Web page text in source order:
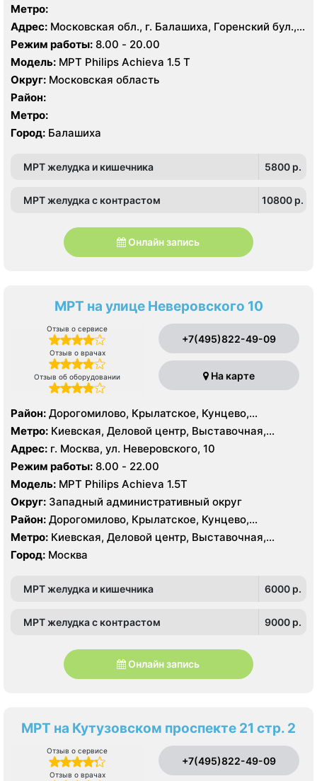
Метро:
Адрес: Московская обл., г. Балашиха, Горенский бул.,
3А
Режим работы: 8.00 - 20.00
Модель: МРТ Philips Achieva 1.5 T
Округ: Московская область
Район:
Метро:
Город: Балашиха
МРТ желудка и кишечника 5800 p.
МРТ желудка с контрастом 10800 p.
Онлайн запись
МРТ на улице Неверовского 10
Отзыв о сервисе
Отзыв о врачах
Отзыв об оборудовании
+7(495)822-49-09
На карте
Район: Дорогомилово, Крылатское, Кунцево,
Можайский, Раменки, Филёвский Парк
Метро: Киевская, Деловой центр, Выставочная,
Багратионовская, Кунцевская, Минская, Парк Победы,
Пионерская, Славянский бульвар, Студенческая,
Филевский парк, Фили, Шелепиха
Адрес: г. Москва, ул. Неверовского, 10
Режим работы: 8.00 - 22.00
Модель:
МРТ Philips Achieva 1.5T
Округ: Западный административный округ
Район: Дорогомилово, Крылатское, Кунцево,
Можайский, Раменки, Филёвский Парк
Метро: Киевская, Деловой центр, Выставочная,
Багратионовская, Кунцевская, Минская, Парк Победы,
Пионерская, Славянский бульвар, Студенческая,
Город: Москва
МРТ желудка и кишечника 6000 p.
МРТ желудка с контрастом 9000 p.
Онлайн запись
МРТ на Кутузовском проспекте 21 стр. 2
Отзыв о сервисе
Отзыв о врачах
+7(495)822-49-09